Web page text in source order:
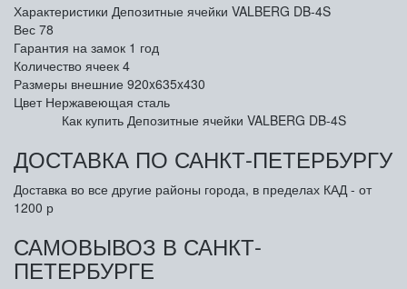
Характеристики Депозитные ячейки VALBERG DB-4S
Вес 78
Гарантия на замок 1 год
Количество ячеек 4
Размеры внешние 920x635x430
Цвет Нержавеющая сталь
Как купить Депозитные ячейки VALBERG DB-4S
ДОСТАВКА ПО САНКТ-ПЕТЕРБУРГУ
Доставка во все другие районы города, в пределах КАД - от
1200 р
САМОВЫВОЗ В САНКТ-
ПЕТЕРБУРГЕ